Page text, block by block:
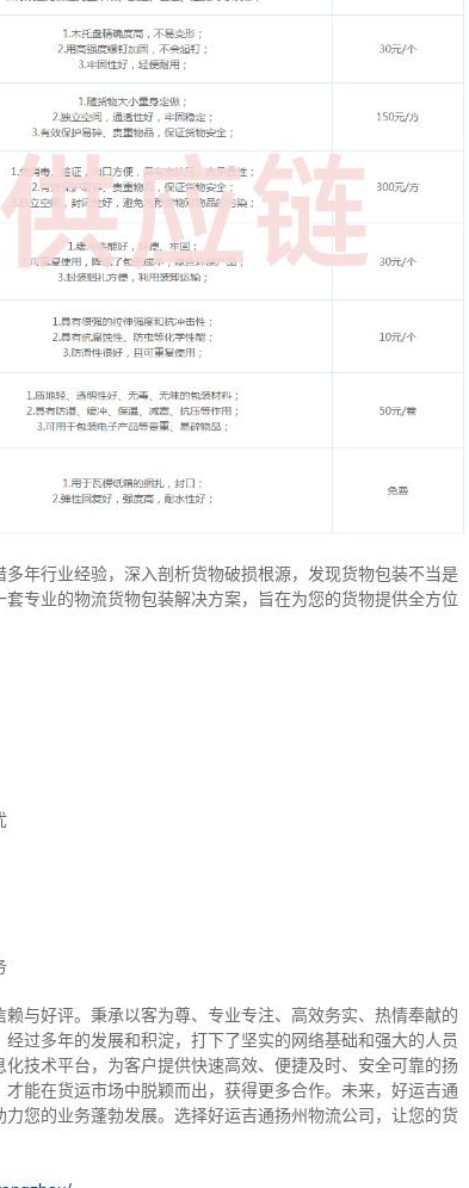
年行业经验，深入剖析货物破损根源，发现货物包装不当是
专业的物流货物包装解决方案，旨在为您的货物提供全方位
与好评。 秉承以客为尊、专业专注、高效务实、热情奉献的
过多年的发展和积淀，打下了坚实的网络基础和强大的人员
技术平台，为客户提供快速高效、便捷及时、安全可靠的扬
能在货运市场中脱颖而出，获得更多合作。 未来，好运吉通
您的业务蓬勃发展。选择好运吉通扬州物流公司，让您的货